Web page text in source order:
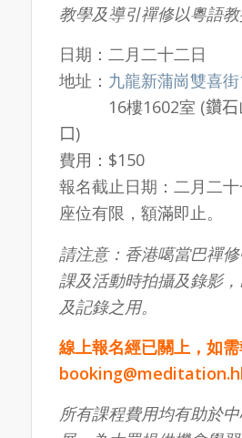
教學及導引禪修以粵語
日期：二月二十二日
地址： 九龍新蒲崗雙喜
16樓1602室 (鑽
口)
費用：$150
報名截止日期：二月二
座位有限，額滿即止。
請注意：香港噶當巴禪
課及活動時拍攝及錄影
及記錄之用。
線上報名經已關上，如
booking@
所有課程費用均有助於